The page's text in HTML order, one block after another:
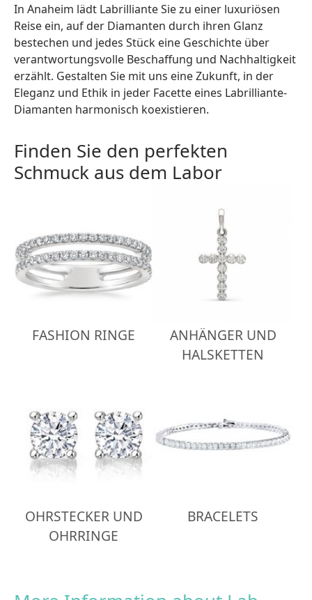
In Anaheim lädt Labrilliante Sie zu einer luxuriösen
Reise ein, auf der Diamanten durch ihren Glanz
bestechen und jedes Stück eine Geschichte über
verantwortungsvolle Beschaffung und Nachhaltigkeit
erzählt. Gestalten Sie mit uns eine Zukunft, in der
Eleganz und Ethik in jeder Facette eines Labrilliante-
Diamanten harmonisch koexistieren.
FASHION RINGE
ANHÄNGER UND
HALSKETTEN
OHRSTECKER UND
OHRRINGE
BRACELETS
Finden Sie den perfekten
Schmuck aus dem Labor